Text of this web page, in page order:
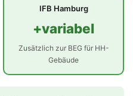
IFB Hamburg
+variabel
Zusätzlich zur BEG für HH-
Gebäude